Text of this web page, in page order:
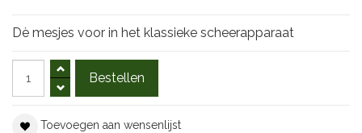
Dè mesjes voor in het klassieke scheerapparaat
Toevoegen aan wensenlijst